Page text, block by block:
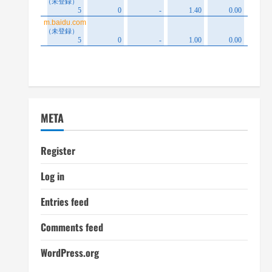
META
Register
Log in
Entries feed
Comments feed
WordPress.org